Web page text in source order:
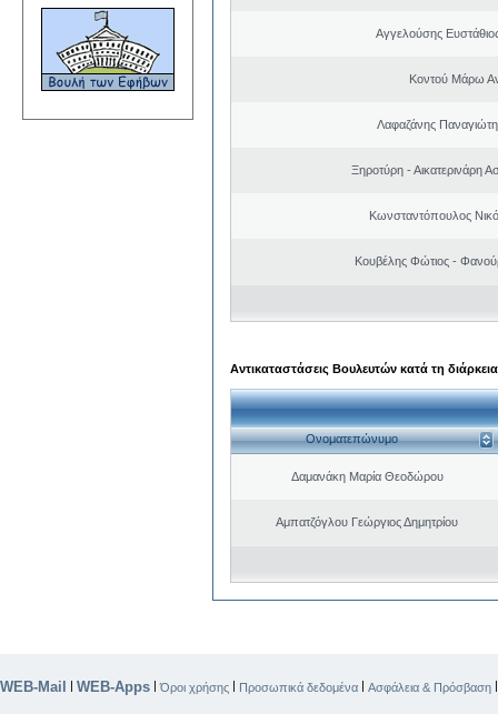
Αγγελούσης
Κοντού Μάρω
Λαφαζάνης
Ξηροτύρη - Αικατερινάρη
Κωνσταντόπουλος
Κουβέλης Φώτιος -
Αντικαταστάσεις Βουλευτών κατά τη
Ονοματεπώνυμο
Δαμανάκη Μαρία Θεοδώρου
Αμπατζόγλου Γεώργιος Δημητρίου
WEB-Mail | WEB-Apps |Όροι χρήσης | Προσωπικά δεδομένα | Ασφάλεια & Πρόσβαση